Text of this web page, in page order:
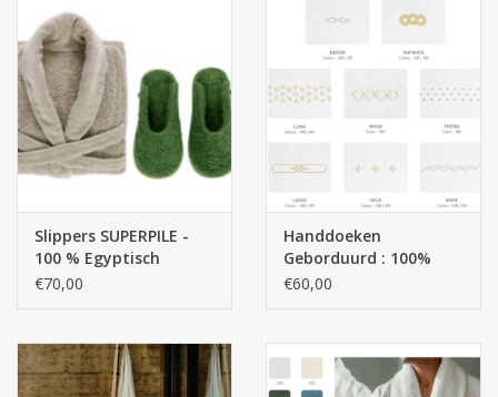
Slippers SUPERPILE -
100 % Egyptisch
katoen - GIZA / lange
€70,00
Handdoeken
Geborduurd : 100%
Giza Egyptisch katoen
€60,00